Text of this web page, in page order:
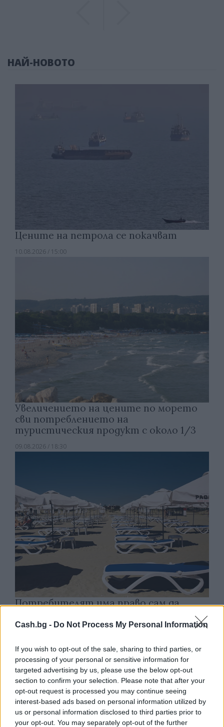
Cash.bg - Do Not Process My Personal Information
If you wish to opt-out of the sale, sharing to third parties, or
processing of your personal or sensitive information for
targeted advertising by us, please use the below opt-out
section to confirm your selection. Please note that after your
opt-out request is processed you may continue seeing
interest-based ads based on personal information utilized by
us or personal information disclosed to third parties prior to
your opt-out. You may separately opt-out of the further
НАЙ-НОВОТО
Цените на петрола се покачват
10.08.2026 / 15:00
Увеличението на цените по морето
сви потреблението на
туристическия продукт с около 1/3
09.08.2026 / 18:30
Потребителят има право сам да
избере кои плажни принадлежности да
наеме